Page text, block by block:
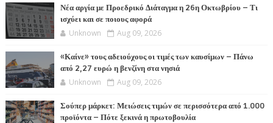
Νέα αργία με Προεδρικό Διάταγμα η 26η Οκτωβρίου – Τι
ισχύει και σε ποιους αφορά
Unknown Aug 09, 2026
«Καίνε» τους αδειούχους οι τιμές των καυσίμων – Πάνω
από 2,27 ευρώ η βενζίνη στα νησιά
Unknown Aug 09, 2026
Σούπερ μάρκετ: Μειώσεις τιμών σε περισσότερα από 1.000
προϊόντα – Πότε ξεκινά η πρωτοβουλία